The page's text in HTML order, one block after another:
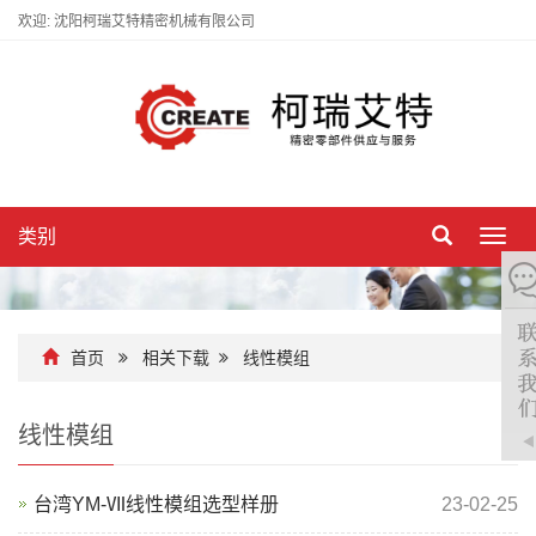
欢迎: 沈阳柯瑞艾特精密机械有限公司
切
换
导
航
类别
首页 相关下载 线性模组
线性模组
台湾YM-Ⅶ线性模组选型样册 23-02-25